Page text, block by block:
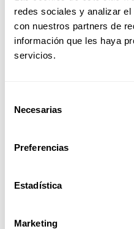
redes sociales y analizar
con nuestros partners de
información que les haya
servicios.
Necesarias
Preferencias
Estadística
Marketing